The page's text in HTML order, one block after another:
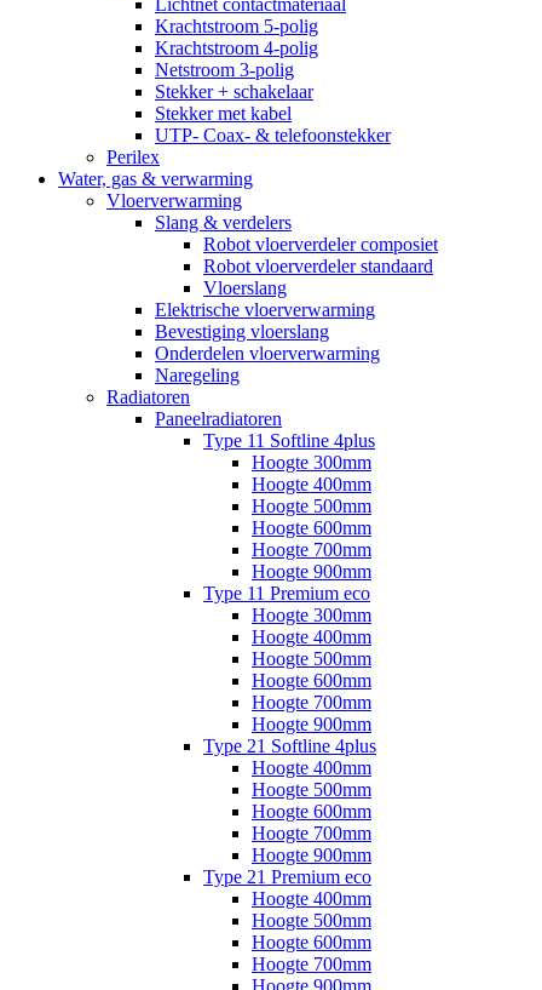
Lichtnet contactmateriaal
Krachtstroom 5-polig
Krachtstroom 4-polig
Netstroom 3-polig
Stekker + schakelaar
Stekker met kabel
UTP- Coax- & telefoonstekker
Perilex
Water, gas & verwarming
Vloerverwarming
Slang & verdelers
Robot vloerverdeler composiet
Robot vloerverdeler standaard
Vloerslang
Elektrische vloerverwarming
Bevestiging vloerslang
Onderdelen vloerverwarming
Naregeling
Radiatoren
Paneelradiatoren
Type 11 Softline 4plus
Hoogte 300mm
Hoogte 400mm
Hoogte 500mm
Hoogte 600mm
Hoogte 700mm
Hoogte 900mm
Type 11 Premium eco
Hoogte 300mm
Hoogte 400mm
Hoogte 500mm
Hoogte 600mm
Hoogte 700mm
Hoogte 900mm
Type 21 Softline 4plus
Hoogte 400mm
Hoogte 500mm
Hoogte 600mm
Hoogte 700mm
Hoogte 900mm
Type 21 Premium eco
Hoogte 400mm
Hoogte 500mm
Hoogte 600mm
Hoogte 700mm
Hoogte 900mm